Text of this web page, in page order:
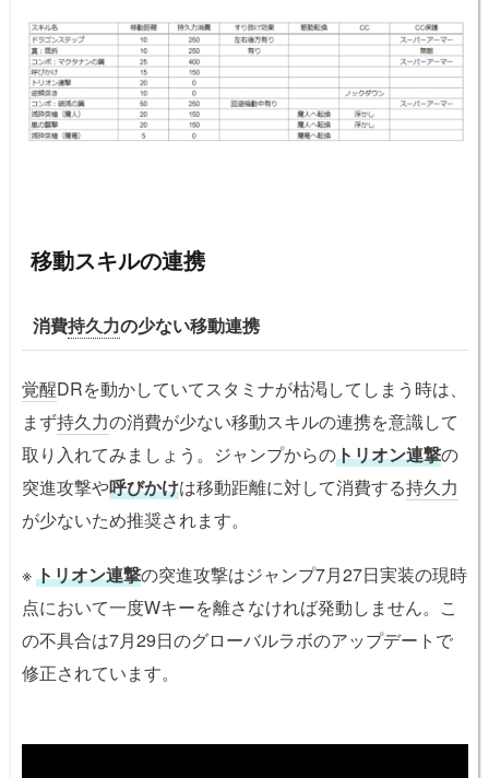
移動スキルの連携
消費持久力の少ない移動連携
覚醒DRを動かしていてスタミナが枯渇してしまう時は、
まず持久力の消費が少ない移動スキルの連携を意識して
取り入れてみましょう。ジャンプからのトリオン連撃の
突進攻撃や呼びかけは移動距離に対して消費する持久力
が少ないため推奨されます。
※トリオン連撃の突進攻撃はジャンプ7月27日実装の現時
点において一度Wキーを離さなければ発動しません。こ
の不具合は7月29日のグローバルラボのアップデートで
修正されています。